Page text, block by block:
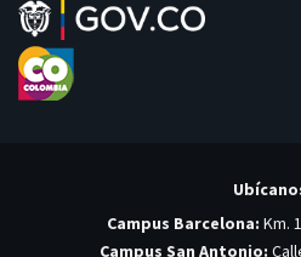
Campus Barcelona: Km.
Campus San Antonio: